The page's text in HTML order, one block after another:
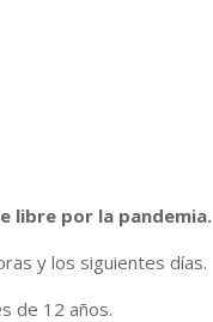
libre por la pandemia.
y los siguientes días.
de 12 años.